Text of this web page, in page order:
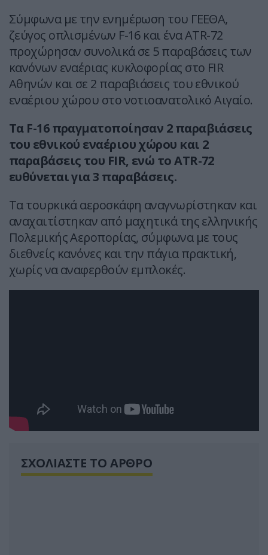
Σύμφωνα με την ενημέρωση του ΓΕΕΘΑ,
ζεύγος οπλισμένων F-16 και ένα ATR-72
προχώρησαν συνολικά σε 5 παραβάσεις των
κανόνων εναέριας κυκλοφορίας στο FIR
Αθηνών και σε 2 παραβιάσεις του εθνικού
εναέριου χώρου στο νοτιοανατολικό Αιγαίο.
Τα F-16 πραγματοποίησαν 2 παραβιάσεις
του εθνικού εναέριου χώρου και 2
παραβάσεις του FIR, ενώ το ATR-72
ευθύνεται για 3 παραβάσεις.
Τα τουρκικά αεροσκάφη αναγνωρίστηκαν και
αναχαιτίστηκαν από μαχητικά της ελληνικής
Πολεμικής Αεροπορίας, σύμφωνα με τους
διεθνείς κανόνες και την πάγια πρακτική,
χωρίς να αναφερθούν εμπλοκές.
ΣΧΟΛΙΑΣΤΕ ΤΟ ΑΡΘΡΟ